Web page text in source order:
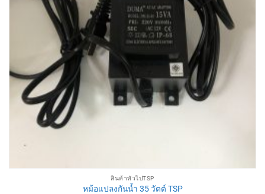
สินค้าทั่วไปTSP
หม้อแปลงกันน้ำ 35 วัตต์ TSP